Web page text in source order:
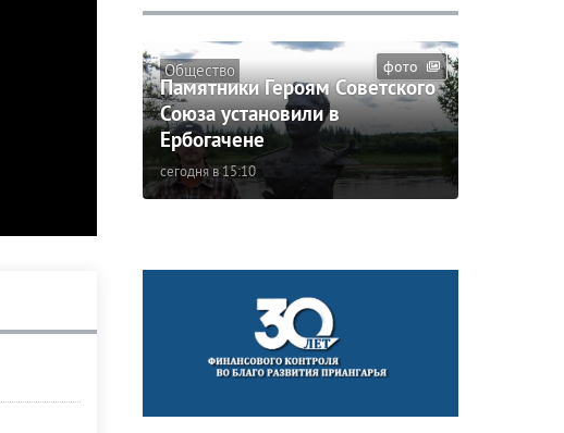
фото
Общество
Памятники Героям Советского
Союза установили в
Ербогачене
сегодня в 15:10